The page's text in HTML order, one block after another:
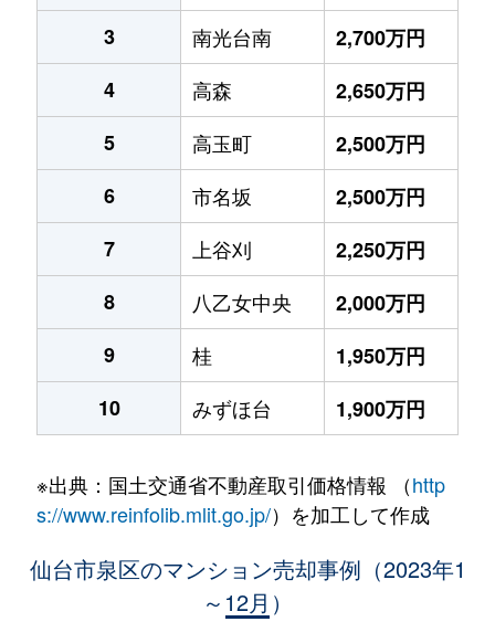
3
南光台南
2,700万円
4
高森
2,650万円
5
高玉町
2,500万円
6
市名坂
2,500万円
7
上谷刈
2,250万円
8
八乙女中央
2,000万円
9
桂
1,950万円
10
みずほ台 1,900万円
※出典：国土交通省不動産取引価格情報 （http
s://www.reinfolib.mlit.go.jp/）を加工して作成
仙台市泉区のマンション売却事例（2023年1
～12月）